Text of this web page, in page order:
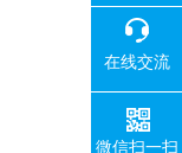
在线交流
微信扫一扫